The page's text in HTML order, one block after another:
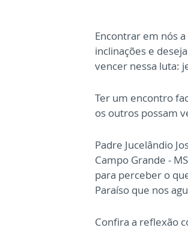
Encontrar em nós
inclinações e
vencer nessa luta:
Ter um encontro
os outros possam
Padre Jucelândio
Campo Grande -
para perceber o
Paraíso que nos
Confira a reflexão